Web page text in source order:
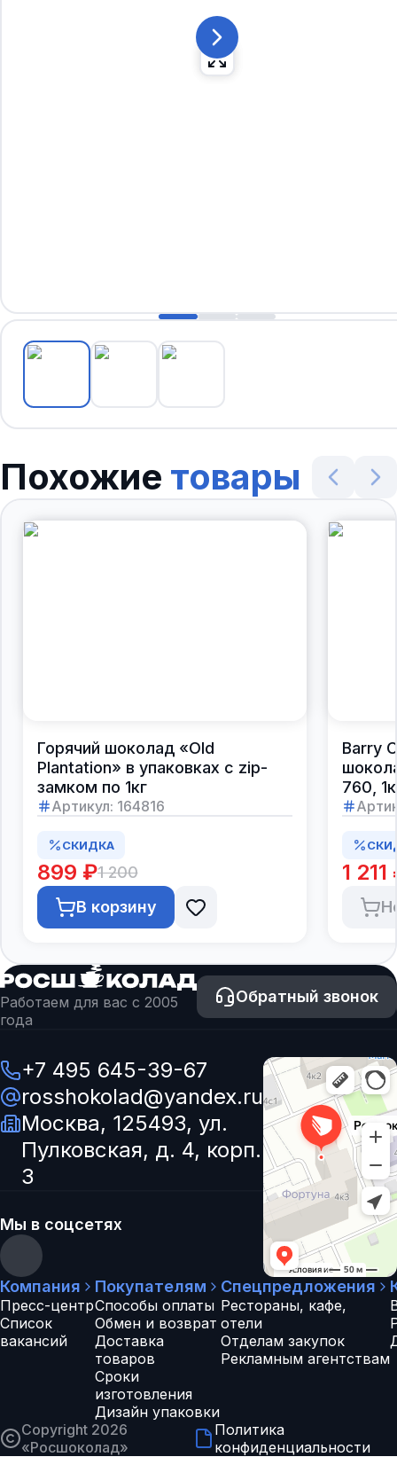
Похожие товары
Горячий шоколад «Old
Plantation» в упаковках с zip-
замком по 1кг
Артикул: 164816
СКИДКА
899 ₽1 200
В корзину
Barry
760,
1 211
Работаем для вас с 2005
года
Обратный звонок
+7 495 645-39-67
rosshokolad@yandex.ru
Москва, 125493, ул.
Пулковская, д. 4, корп.
3
Мы в соцсетях
Компания
Пресс-центр
Список
вакансий
Покупателям
Способы оплаты
Обмен и возврат
Доставка
товаров
Сроки
изготовления
Дизайн упаковки
Спецпредложения
Рестораны, кафе,
отели
Отделам закупок
Рекламным агентствам
Copyright 2026
«Росшоколад»
Политика
конфиденциальности